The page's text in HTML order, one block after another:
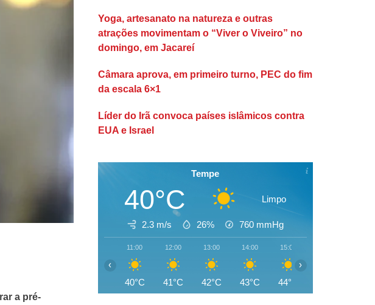
a pré-
Yoga, artesanato na natureza e outras
atrações movimentam o “Viver o Viveiro” no
domingo, em Jacareí
Câmara aprova, em primeiro turno, PEC do fim
da escala 6×1
Líder do Irã convoca países islâmicos contra
EUA e Israel
Tempe
40°C Limpo
2.3 m/s 26% 760 mmHg
11:00
40°C
12:00
41°C
13:00
42°C
14:00
43°C
15:00
44°C
‹ ›